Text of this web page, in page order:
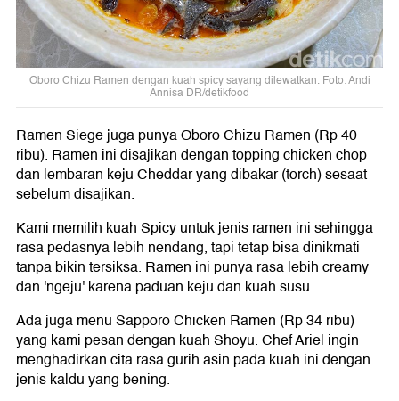
Oboro Chizu Ramen dengan kuah spicy sayang dilewatkan. Foto: Andi
Annisa DR/detikfood
Ramen Siege juga punya Oboro Chizu Ramen (Rp 40
ribu). Ramen ini disajikan dengan topping chicken chop
dan lembaran keju Cheddar yang dibakar (torch) sesaat
sebelum disajikan.
Kami memilih kuah Spicy untuk jenis ramen ini sehingga
rasa pedasnya lebih nendang, tapi tetap bisa dinikmati
tanpa bikin tersiksa. Ramen ini punya rasa lebih creamy
dan 'ngeju' karena paduan keju dan kuah susu.
Ada juga menu Sapporo Chicken Ramen (Rp 34 ribu)
yang kami pesan dengan kuah Shoyu. Chef Ariel ingin
menghadirkan cita rasa gurih asin pada kuah ini dengan
jenis kaldu yang bening.